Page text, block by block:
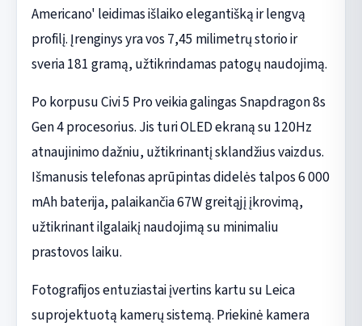
Americano' leidimas išlaiko elegantišką ir lengvą
profilį. Įrenginys yra vos 7,45 milimetrų storio ir
sveria 181 gramą, užtikrindamas patogų naudojimą.
Po korpusu Civi 5 Pro veikia galingas Snapdragon 8s
Gen 4 procesorius. Jis turi OLED ekraną su 120Hz
atnaujinimo dažniu, užtikrinantį sklandžius vaizdus.
Išmanusis telefonas aprūpintas didelės talpos 6 000
mAh baterija, palaikančia 67W greitąjį įkrovimą,
užtikrinant ilgalaikį naudojimą su minimaliu
prastovos laiku.
Fotografijos entuziastai įvertins kartu su Leica
suprojektuotą kamerų sistemą. Priekinė kamera